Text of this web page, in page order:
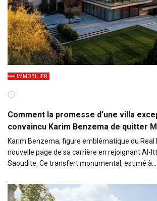
IMMOBILIER
Comment la promesse d’une villa
convaincu Karim Benzema de quitter
Karim Benzema, figure emblématique du Real
nouvelle page de sa carrière en rejoignant Al-
Saoudite. Ce transfert monumental, estimé à…